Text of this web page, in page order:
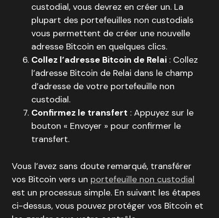
custodial, vous devrez en créer un. La
plupart des portefeuilles non custodials
vous permettent de créer une nouvelle
adresse Bitcoin en quelques clics.
Collez l’adresse Bitcoin de Relai : Collez
l’adresse Bitcoin de Relai dans le champ
d’adresse de votre portefeuille non
custodial.
Confirmez le transfert : Appuyez sur le
bouton « Envoyer » pour confirmer le
transfert.
Vous l’avez sans doute remarqué, transférer
vos Bitcoin vers un portefeuille non custodial
est un processus simple. En suivant les étapes
ci-dessus, vous pouvez protéger vos Bitcoin et